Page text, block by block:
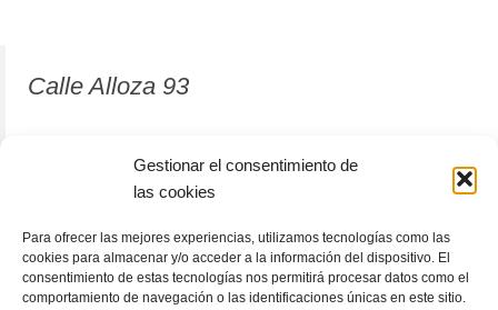
Gestionar el consentimiento de
las cookies
Para ofrecer las mejores experiencias, utilizamos tecnologías como las
cookies para almacenar y/o acceder a la información del dispositivo. El
consentimiento de estas tecnologías nos permitirá procesar datos como el
comportamiento de navegación o las identificaciones únicas en este sitio.
Calle Alloza 93
12001 Castellón de la Plana
964 81 37 63